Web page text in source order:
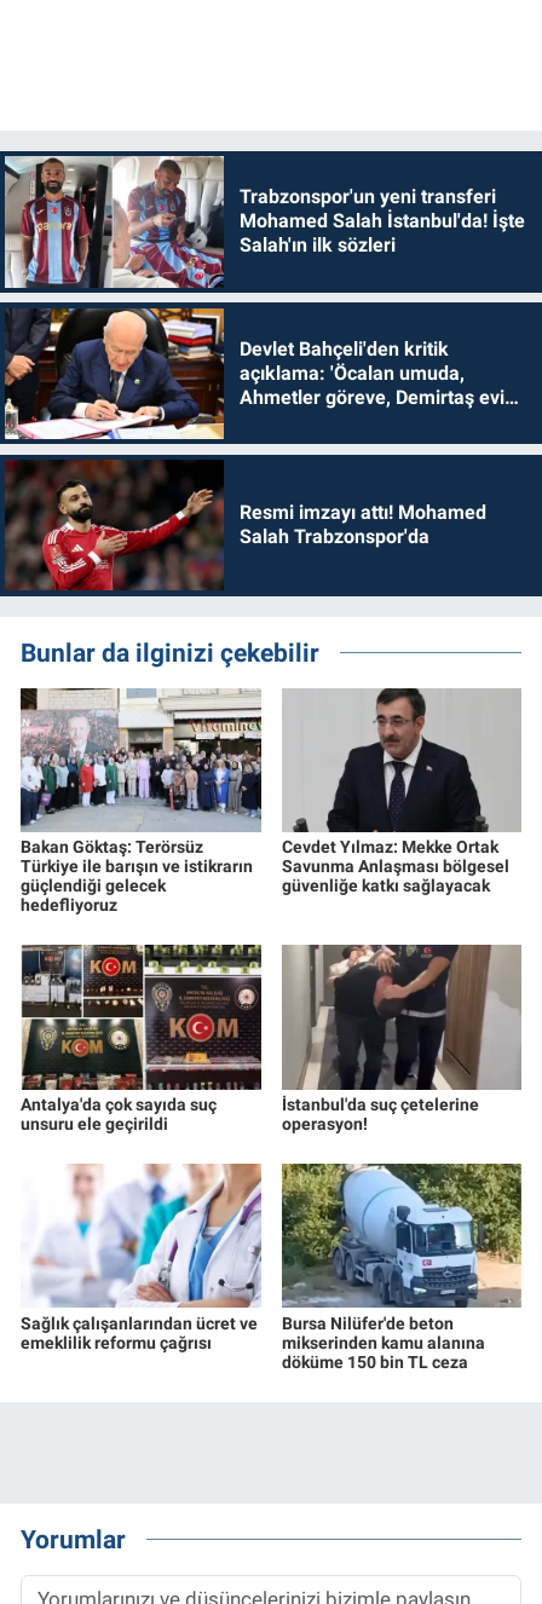
Trabzonspor'un yeni transferi
Mohamed Salah İstanbul'da! İşte
Salah'ın ilk sözleri
Devlet Bahçeli'den kritik
açıklama: 'Öcalan umuda,
Ahmetler göreve, Demirtaş evine
Resmi imzayı attı! Mohamed
Salah Trabzonspor'da
Bunlar da ilginizi çekebilir
Bakan Göktaş: Terörsüz
Türkiye ile barışın ve istikrarın
güçlendiği gelecek
hedefliyoruz
Cevdet Yılmaz: Mekke Ortak
Savunma Anlaşması bölgesel
güvenliğe katkı sağlayacak
Antalya'da çok sayıda suç
unsuru ele geçirildi
İstanbul'da suç çetelerine
operasyon!
Sağlık çalışanlarından ücret ve
emeklilik reformu çağrısı
Bursa Nilüfer'de beton
mikserinden kamu alanına
döküme 150 bin TL ceza
Yorumlar